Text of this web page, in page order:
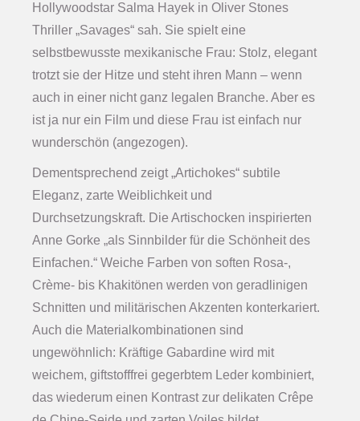
Hollywoodstar Salma Hayek in Oliver Stones
Thriller „Savages“ sah. Sie spielt eine
selbstbewusste mexikanische Frau: Stolz, elegant
trotzt sie der Hitze und steht ihren Mann – wenn
auch in einer nicht ganz legalen Branche. Aber es
ist ja nur ein Film und diese Frau ist einfach nur
wunderschön (angezogen).
Dementsprechend zeigt „Artichokes“ subtile
Eleganz, zarte Weiblichkeit und
Durchsetzungskraft. Die Artischocken inspirierten
Anne Gorke „als Sinnbilder für die Schönheit des
Einfachen.“ Weiche Farben von soften Rosa-,
Crème- bis Khakitönen werden von geradlinigen
Schnitten und militärischen Akzenten konterkariert.
Auch die Materialkombinationen sind
ungewöhnlich: Kräftige Gabardine wird mit
weichem, giftstofffrei gegerbtem Leder kombiniert,
das wiederum einen Kontrast zur delikaten Crêpe